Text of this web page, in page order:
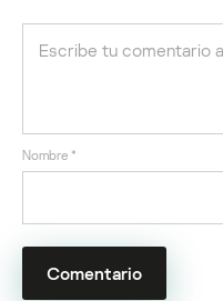
Nombre *